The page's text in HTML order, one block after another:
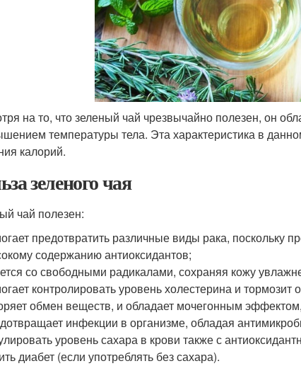
на то, что зеленый чай чрезвычайно полезен, он
температуры тела. Эта характеристика в
калорий.
зеленого чая
чай полезен:
предотвратить различные виды рака, поскольку
содержанию антиоксидантов;
со свободными радикалами, сохраняя кожу
контролировать уровень холестерина и тормозит
обмен веществ, и обладает мочегонным
инфекции в организме, обладая
уровень сахара в крови также с
диабет (если употреблять без сахара).